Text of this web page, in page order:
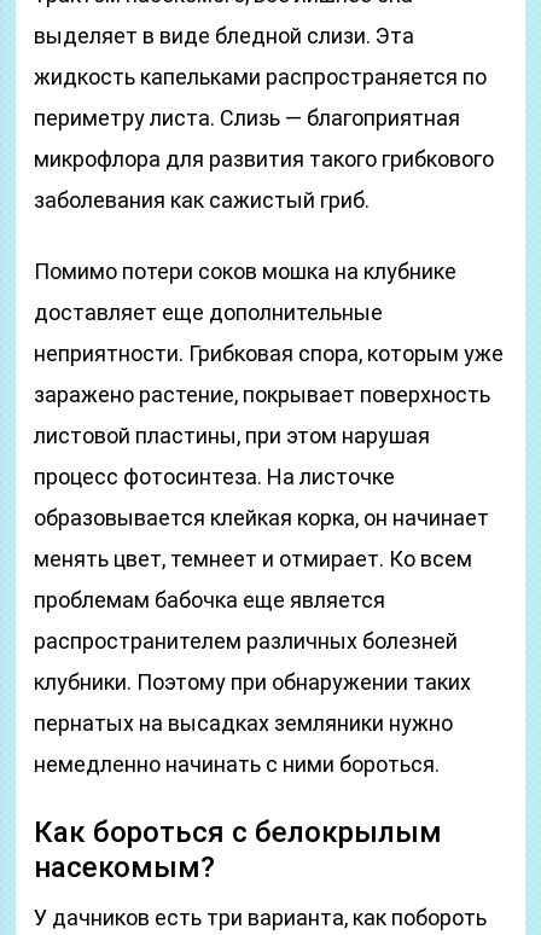
выделяет в виде бледной слизи. Эта
жидкость капельками распространяется по
периметру листа. Слизь — благоприятная
микрофлора для развития такого грибкового
заболевания как сажистый гриб.
Помимо потери соков мошка на клубнике
доставляет еще дополнительные
неприятности. Грибковая спора, которым уже
заражено растение, покрывает поверхность
листовой пластины, при этом нарушая
процесс фотосинтеза. На листочке
образовывается клейкая корка, он начинает
менять цвет, темнеет и отмирает. Ко всем
проблемам бабочка еще является
распространителем различных болезней
клубники. Поэтому при обнаружении таких
пернатых на высадках земляники нужно
немедленно начинать с ними бороться.
Как бороться с белокрылым
насекомым?
У дачников есть три варианта, как побороть